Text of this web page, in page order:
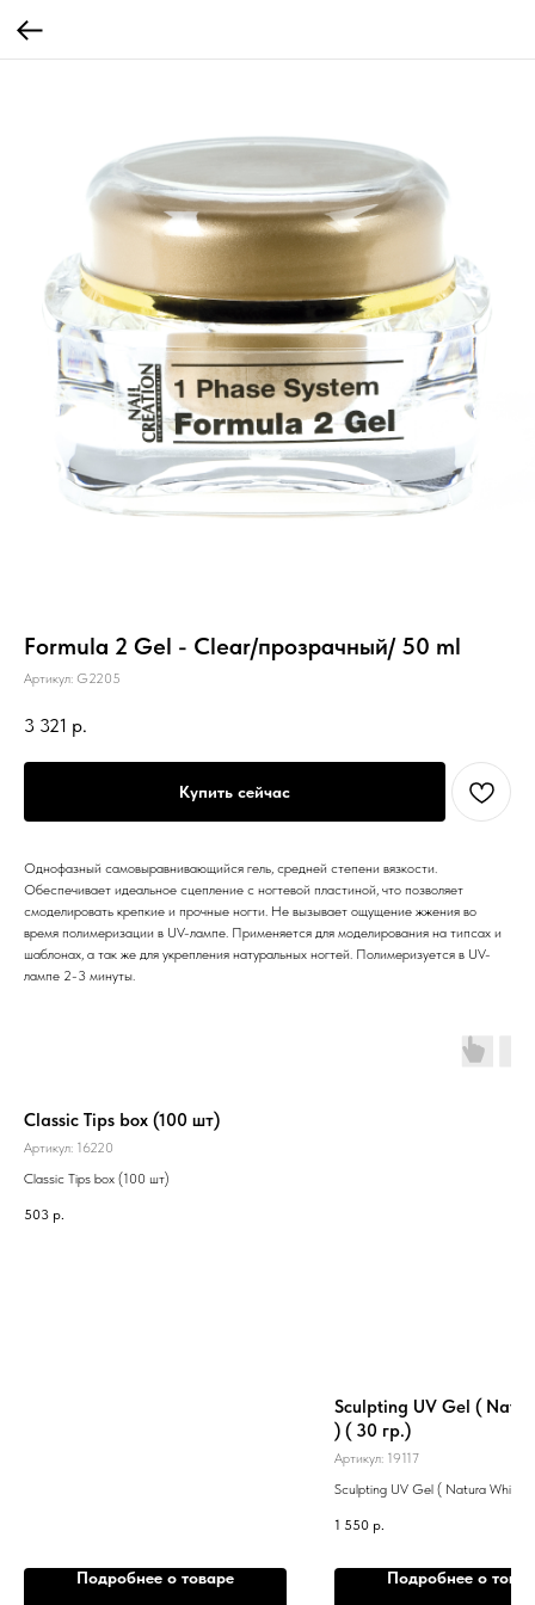
Formula 2 Gel - Clear/прозрачный/ 50 ml
Артикул: G2205
3 321 р.
Купить сейчас
Однофазный самовыравнивающийся гель, средней степени вязкости.
Обеспечивает идеальное сцепление с ногтевой пластиной, что позволяет
смоделировать крепкие и прочные ногти. Не вызывает ощущение жжения во
время полимеризации в UV-лампе. Применяется для моделирования на типсах и
шаблонах, а так же для укрепления натуральных ногтей. Полимеризуется в UV-
лампе 2-3 минуты.
Classic Tips box (100 шт)
Артикул: 16220
Classic Tips box (100 шт)
503 р.
Подробнее о товаре
Sculpting UV Gel (
) ( 30 гр.)
Артикул: 19117
Sculpting UV Gel ( Natura White )
1 550 р.
Подробнее о